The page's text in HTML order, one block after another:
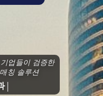
들이 검증한
솔루션
께 도약하세요